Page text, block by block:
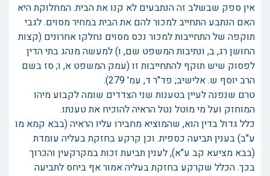
אין ספק שבשלב זה הנתבעים לא קנו את הבית. המחלוקת היא
האם הנתבע התחייב למכור להם את הבית במחיר מסוים. לגבי
תוקפה של התחייבות למכור נכס מסוים נחלקו אחרונים (קצות
החושן רג, ב, ונתיבות המשפט שם, ו) למעשה מנהג בתי הדין
לפסוק שיש תוקף להתחייבות זו (עמק המשפט א, ו; סז בשם
הרב יוסף ש. אלישיב; פד"ר ד, עמ' 279).
טרם שנפנה לעיין בטענות שני הצדדים שומה לקבוע מיהו
המוחזק ועל מי מוטל נטל הראיה להוכיח את טענתו.
כלל גדול בדין הוא, שהמוציא מחבירו עליו הראיה (בבא קמא מו
ע"ב) בענין תביעה כספית. וכן קרקע בחזקת בעליה עומדת
(בבא מציעא קב ע"א), לענין תביעת זכות במקרקעין והכרוך
בכך. הכלל שקרקע בחזקת בעליה אמור אף ביחס לתביעה